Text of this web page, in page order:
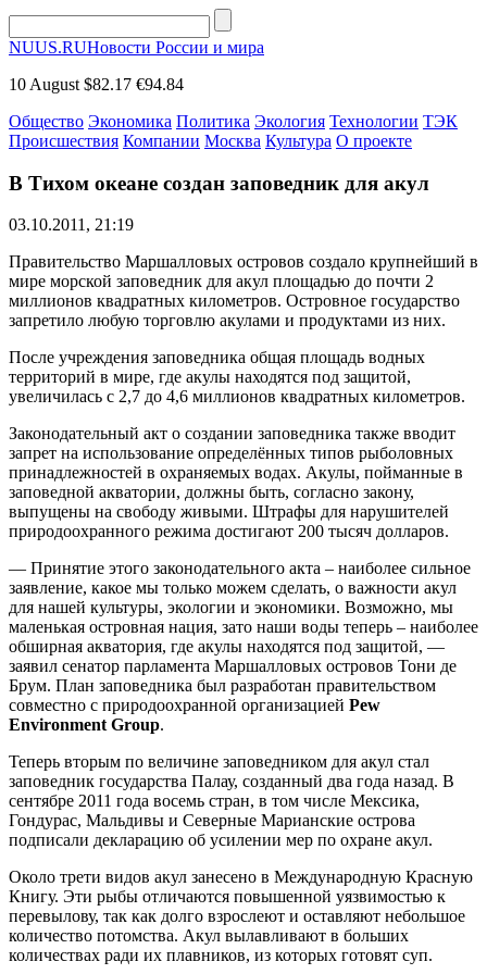
NUUS.RUНовости России и мира
10 August $82.17 €94.84
Общество Экономика Политика Экология Технологии ТЭК
Происшествия Компании Москва Культура О проекте
В Тихом океане создан заповедник для акул
03.10.2011, 21:19
Правительство Маршалловых островов создало крупнейший в
мире морской заповедник для акул площадью до почти 2
миллионов квадратных километров. Островное государство
запретило любую торговлю акулами и продуктами из них.
После учреждения заповедника общая площадь водных
территорий в мире, где акулы находятся под защитой,
увеличилась с 2,7 до 4,6 миллионов квадратных километров.
Законодательный акт о создании заповедника также вводит
запрет на использование определённых типов рыболовных
принадлежностей в охраняемых водах. Акулы, пойманные в
заповедной акватории, должны быть, согласно закону,
выпущены на свободу живыми. Штрафы для нарушителей
природоохранного режима достигают 200 тысяч долларов.
— Принятие этого законодательного акта – наиболее сильное
заявление, какое мы только можем сделать, о важности акул
для нашей культуры, экологии и экономики. Возможно, мы
маленькая островная нация, зато наши воды теперь – наиболее
обширная акватория, где акулы находятся под защитой, —
заявил сенатор парламента Маршалловых островов Тони де
Брум. План заповедника был разработан правительством
совместно с природоохранной организацией Pew
Environment Group.
Теперь вторым по величине заповедником для акул стал
заповедник государства Палау, созданный два года назад. В
сентябре 2011 года восемь стран, в том числе Мексика,
Гондурас, Мальдивы и Северные Марианские острова
подписали декларацию об усилении мер по охране акул.
Около трети видов акул занесено в Международную Красную
Книгу. Эти рыбы отличаются повышенной уязвимостью к
перевылову, так как долго взрослеют и оставляют небольшое
количество потомства. Акул вылавливают в больших
количествах ради их плавников, из которых готовят суп.